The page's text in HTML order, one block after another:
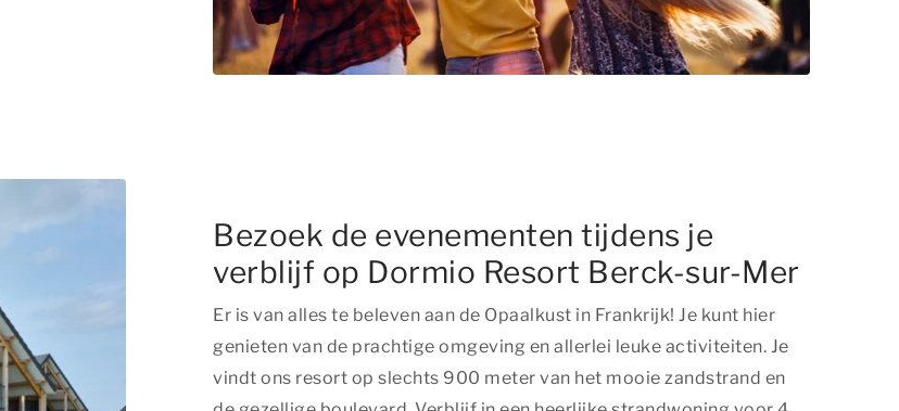
Bezoek de evenementen tijdens je
verblijf op Dormio Resort Berck-sur-Mer
Er is van alles te beleven aan de Opaalkust in Frankrijk! Je kunt hier
genieten van de prachtige omgeving en allerlei leuke activiteiten. Je
vindt ons resort op slechts 900 meter van het mooie zandstrand en